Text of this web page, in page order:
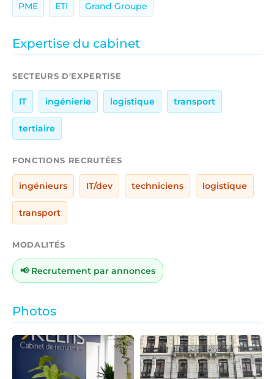
PME ETI Grand Groupe
Expertise du cabinet
SECTEURS D'EXPERTISE
IT ingénierie logistique transport
tertiaire
FONCTIONS RECRUTÉES
ingénieurs IT/dev techniciens logistique
transport
MODALITÉS
📢 Recrutement par annonces
Photos